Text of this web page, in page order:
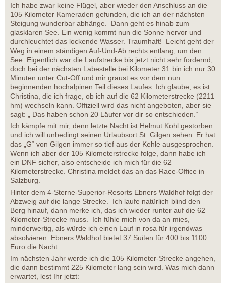
Ich habe zwar keine Flügel, aber wieder den Anschluss an die
105 Kilometer Kameraden gefunden, die ich an der nächsten
Steigung wunderbar abhänge. Dann geht es hinab zum
glasklaren See. Ein wenig kommt nun die Sonne hervor und
durchleuchtet das lockende Wasser. Traumhaft! Leicht geht der
Weg in einem ständigen Auf-Und-Ab rechts entlang, um den
See. Eigentlich war die Laufstrecke bis jetzt nicht sehr fordernd,
doch bei der nächsten Labestelle bei Kilometer 31 bin ich nur 30
Minuten unter Cut-Off und mir graust es vor dem nun
beginnenden hochalpinen Teil dieses Laufes. Ich glaube, es ist
Christina, die ich frage, ob ich auf die 62 Kilometerstrecke (2211
hm) wechseln kann. Offiziell wird das nicht angeboten, aber sie
sagt: „ Das haben schon 20 Läufer vor dir so entschieden.“
Ich kämpfe mit mir, denn letzte Nacht ist Helmut Kohl gestorben
und ich will unbedingt seinen Urlaubsort St. Gilgen sehen. Er hat
das „G“ von Gilgen immer so tief aus der Kehle ausgesprochen.
Wenn ich aber der 105 Kilometerstrecke folge, dann habe ich
ein DNF sicher, also entscheide ich mich für die 62
Kilometerstrecke. Christina meldet das an das Race-Office in
Salzburg.
Hinter dem 4-Sterne-Superior-Resorts Ebners Waldhof folgt der
Abzweig auf die lange Strecke. Ich laufe natürlich blind den
Berg hinauf, dann merke ich, das ich wieder runter auf die 62
Kilometer-Strecke muss. Ich fühle mich von da an mies,
minderwertig, als würde ich einen Lauf in rosa für irgendwas
absolvieren. Ebners Waldhof bietet 37 Suiten für 400 bis 1100
Euro die Nacht.
Im nächsten Jahr werde ich die 105 Kilometer-Strecke angehen,
die dann bestimmt 225 Kilometer lang sein wird. Was mich dann
erwartet, lest Ihr jetzt: